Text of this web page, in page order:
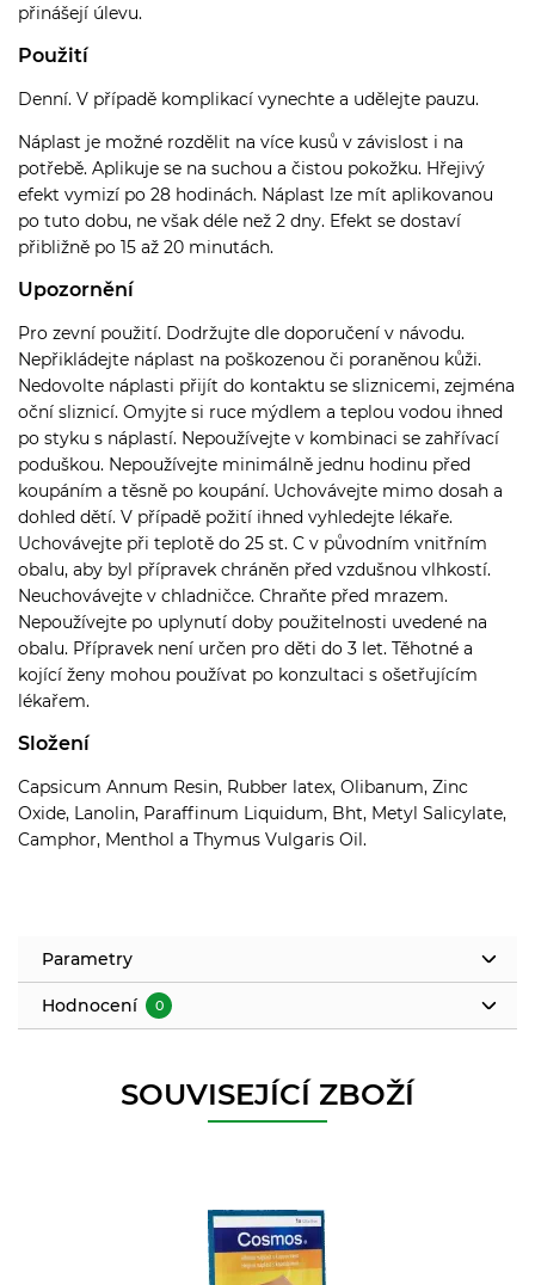
přinášejí úlevu.
Použití
Denní. V případě komplikací vynechte a udělejte pauzu.
Náplast je možné rozdělit na více kusů v závislost i na
potřebě. Aplikuje se na suchou a čistou pokožku. Hřejivý
efekt vymizí po 28 hodinách. Náplast lze mít aplikovanou
po tuto dobu, ne však déle než 2 dny. Efekt se dostaví
přibližně po 15 až 20 minutách.
Upozornění
Pro zevní použití. Dodržujte dle doporučení v návodu.
Nepřikládejte náplast na poškozenou či poraněnou kůži.
Nedovolte náplasti přijít do kontaktu se sliznicemi, zejména
oční sliznicí. Omyjte si ruce mýdlem a teplou vodou ihned
po styku s náplastí. Nepoužívejte v kombinaci se zahřívací
poduškou. Nepoužívejte minimálně jednu hodinu před
koupáním a těsně po koupání. Uchovávejte mimo dosah a
dohled dětí. V případě požití ihned vyhledejte lékaře.
Uchovávejte při teplotě do 25 st. C v původním vnitřním
obalu, aby byl přípravek chráněn před vzdušnou vlhkostí.
Neuchovávejte v chladničce. Chraňte před mrazem.
Nepoužívejte po uplynutí doby použitelnosti uvedené na
obalu. Přípravek není určen pro děti do 3 let. Těhotné a
kojící ženy mohou používat po konzultaci s ošetřujícím
lékařem.
Složení
Capsicum Annum Resin, Rubber latex, Olibanum, Zinc
Oxide, Lanolin, Paraffinum Liquidum, Bht, Metyl Salicylate,
Camphor, Menthol a Thymus Vulgaris Oil.
Parametry
Hodnocení 0
SOUVISEJÍCÍ ZBOŽÍ